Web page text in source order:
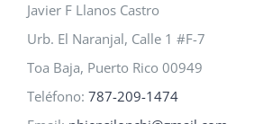
Javier F Llanos Castro
Urb. El Naranjal, Calle 1 #F-7
Toa Baja, Puerto Rico 00949
Teléfono: 787-209-1474